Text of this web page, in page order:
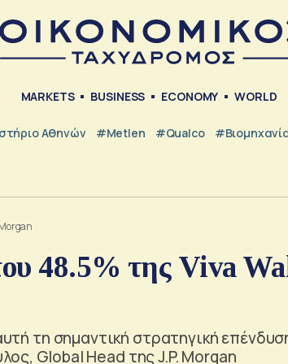
MARKETS BUSINESS ECONOMY WORLD
Αθηνών #metlen #Qualco
48.5% της Viva
τη σημαντική στρατηγική
Global Head της J.P. Morgan